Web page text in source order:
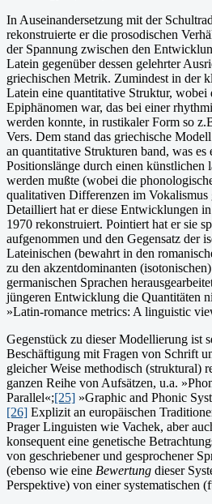
In Auseinandersetzung mit der
rekonstruierte er die prosodischen
der Spannung zwischen den
Latein gegenüber dessen gelehrter
griechischen Metrik. Zumindest in der
Latein eine quantitative Struktur,
Epiphänomen war, das bei einer
werden konnte, in rustikaler Form so
Vers. Dem stand das griechische
an quantitative Strukturen band, was es
Positionslänge durch einen künstlichen
werden mußte (wobei die
qualitativen Differenzen im
Detailliert hat er diese Entwicklungen
1970 rekonstruiert. Pointiert hat er sie
aufgenommen und den Gegensatz der
Lateinischen (bewahrt in den
zu den akzentdominanten
germanischen Sprachen
jüngeren Entwicklung die Quantitäten
»Latin-romance metrics: A linguistic
Gegenstück zu dieser Modellierung ist
Beschäftigung mit Fragen von Schrift
gleicher Weise methodisch (struktural)
ganzen Reihe von Aufsätzen, u.a.
Parallel«;[25] »Graphic and Phonic
[26] Explizit an europäischen
Prager Linguisten wie Vachek, aber
konsequent eine genetische
von geschriebener und gesprochener
(ebenso wie eine Bewertung dieser
Perspektive) von einer systematischen